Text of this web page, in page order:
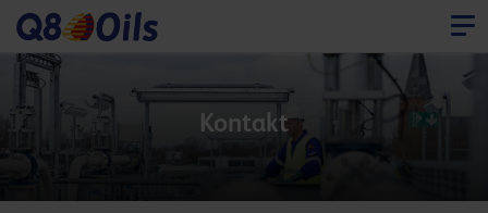
Kontakt